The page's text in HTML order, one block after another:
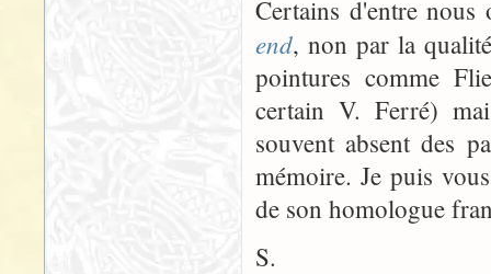
Certains d'entre
end, non par la
pointures comme
certain V. Ferré)
souvent absent des
mémoire. Je puis
de son homologue
S.